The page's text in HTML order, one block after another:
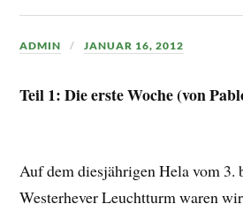
ADMIN JANUAR 16, 2012
Teil 1: Die erste Woche (von
Auf dem diesjährigen Hela vom 3.
Westerhever Leuchtturm waren